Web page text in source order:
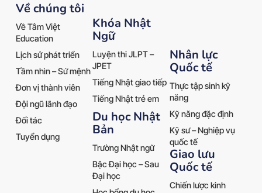
Về chúng tôi
Về Tâm Việt
Education
Lịch sử phát triển
Tầm nhìn – Sứ mệnh
Đơn vị thành viên
Đội ngũ lãnh đạo
Đối tác
Tuyển dụng
Khóa Nhật
Ngữ
Luyện thi JLPT –
JPET
Tiếng Nhật giao tiếp
Tiếng Nhật trẻ em
Du học Nhật
Bản
Trường Nhật ngữ
Bậc Đại học – Sau
Đại học
Nhân lực
Quốc tế
Thực tập sinh kỹ
năng
Kỹ năng đặc định
Kỹ sư – Nghiệp vụ
quốc tế
Giao lưu
Quốc tế
Chiến lược kinh